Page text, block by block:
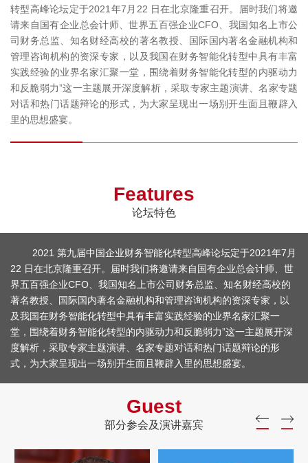
转型高峰论坛定于2021年7月22 日在北京隆重召开。届时我们将邀
请来自国有企业总会计师、世界五百强企业CFO、我国知名上市公
司财务总监、知名财经高校的著名教授、国际国内著名金融机构和
管理咨询机构的资深专家，以及我国在财务智能化转型中具有丰富
实践经验的业界名家汇聚一堂，围绕着财务智能化转型的内驱动力
和反脆弱力”这一主题展开深度解析，采取专家主题演讲、名家专题
对话和热门话题辩论的形式，为大家呈现出一场别开生面且鞭辟入
里的思想盛宴。
Features
论坛特色
2021 第九届中国企业财务智能化转型高峰论坛定于2021年7月
22 日在北京隆重召开。届时我们将邀请来自国有企业总会计师、世
界五百强企业CFO、我国知名上市公司财务总监、知名财经高校的
著名教授、国际国内著名金融机构和管理咨询机构的资深专家，以
及我国在财务智能化转型中具有丰富实践经验的业界名家汇聚一
堂，围绕着财务智能化转型的内驱动力和反脆弱力”这一主题展开深
度解析，采取专家主题演讲、名家专题对话和热门话题辩论的形
式，为大家呈现出一场别开生面且鞭辟入里的思想盛宴。
Guest
部分参会及演讲嘉宾